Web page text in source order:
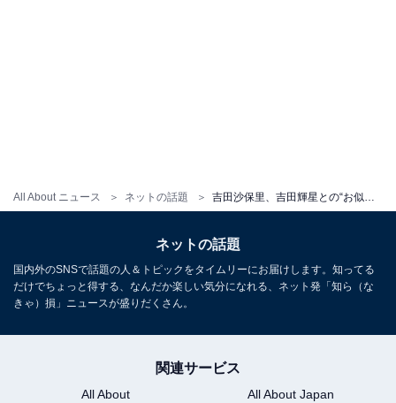
All About ニュース ネットの話題
ネットの話題
国内外のSNSで話題の人＆トピックをタイムリーにお届けします。知ってる
だけでちょっと得する、なんだか楽しい気分になれる、ネット発「知ら（な
きゃ）損」ニュースが盛りだくさん。
関連サービス
All About
All About Japan